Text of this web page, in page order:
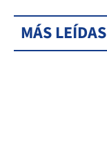
MÁS LEÍDAS